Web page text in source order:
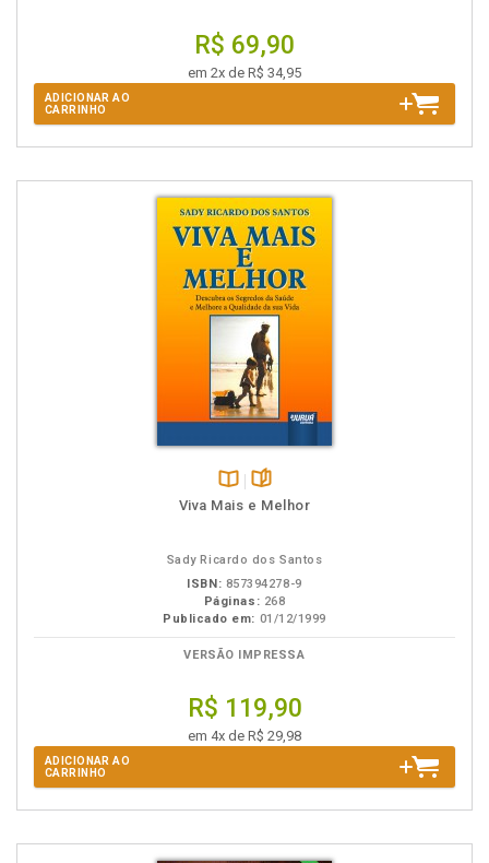
R$ 69,90
em 2x de R$ 34,95
ADICIONAR AO
CARRINHO
Disponível
páginas
Viva Mais e Melhor
Sady Ricardo dos Santos
ISBN: 857394278-9
Páginas: 268
Publicado em: 01/12/1999
VERSÃO IMPRESSA
R$ 119,90
em 4x de R$ 29,98
ADICIONAR AO
CARRINHO